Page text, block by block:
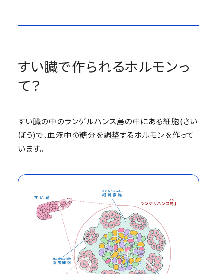
すい臓で作られるホルモンっ
て？
すい臓の中のランゲルハンス島の中にある細胞(さい
ぼう)で、血液中の糖分を調整するホルモンを作って
います。